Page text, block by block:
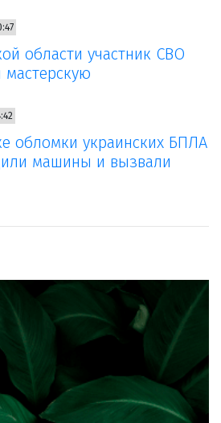
области участник СВО
обломки украинских БПЛА
машины и вызвали